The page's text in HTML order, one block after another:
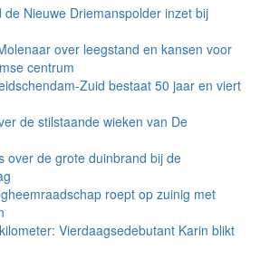
de Nieuwe Driemanspolder inzet bij
over leegstand en kansen voor
centrum
Zuid bestaat 50 jaar en viert
de stilstaande wieken van De
over de grote duinbrand bij de
roept op zuinig met
Vierdaagsedebutant Karin blikt